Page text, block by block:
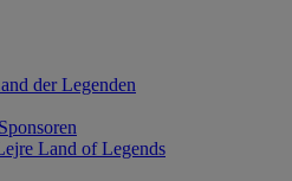
der Legenden
Land of Legends